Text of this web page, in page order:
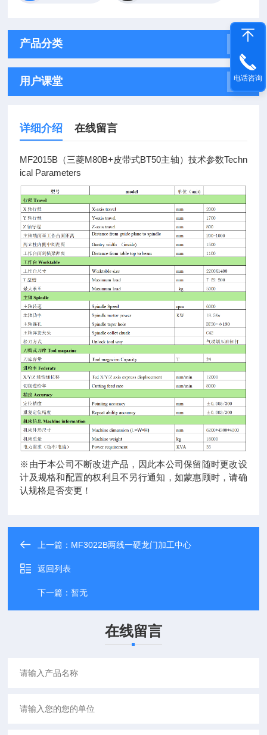
产品分类
用户课堂
详细介绍 在线留言
MF2015B（三菱M80B+皮带式BT50主轴）技术参数Techn
ical Parameters
※由于本公司不断改进产品，因此本公司保留随时更改设
计及规格和配置的权利且不另行通知，如蒙惠顾时，请确
认规格是否变更！
上一篇： MF3022B两线一硬龙门加工中心
返回列表
下一篇：暂无
在线留言
电话咨询